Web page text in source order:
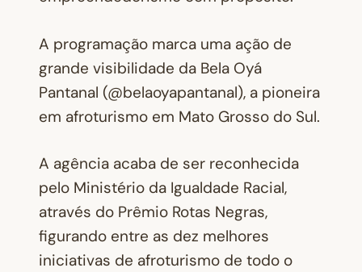
A programação marca uma ação de
grande visibilidade da Bela Oyá
Pantanal (@belaoyapantanal), a pioneira
em afroturismo em Mato Grosso do Sul.
A agência acaba de ser reconhecida
pelo Ministério da Igualdade Racial,
através do Prêmio Rotas Negras,
figurando entre as dez melhores
iniciativas de afroturismo de todo o